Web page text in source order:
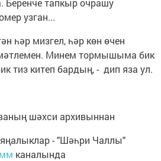
Беренче тапкыр очрашу
узган...
һәр мизгел, һәр көн өчен
Минем тормышыма бик
тиз китеп бардың, - дип яза ул.
шәхси архивыннан
- "Шәһри Чаллы"
каналында